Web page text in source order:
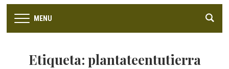
MENU
Etiqueta: plantateentutierra